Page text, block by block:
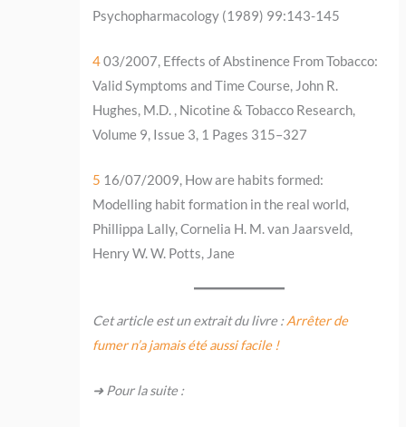
Psychopharmacology (1989) 99:143-145
403/2007, Effects of Abstinence From Tobacco:
Valid Symptoms and Time Course, John R.
Hughes, M.D. , Nicotine & Tobacco Research,
Volume 9, Issue 3, 1 Pages 315–327
5 16/07/2009, How are habits formed:
Modelling habit formation in the real world,
Phillippa Lally, Cornelia H. M. van Jaarsveld,
Henry W. W. Potts, Jane
Cet article est un extrait du livre :Arrêter de
fumer n’a jamais été aussi facile !
➜ Pour la suite :